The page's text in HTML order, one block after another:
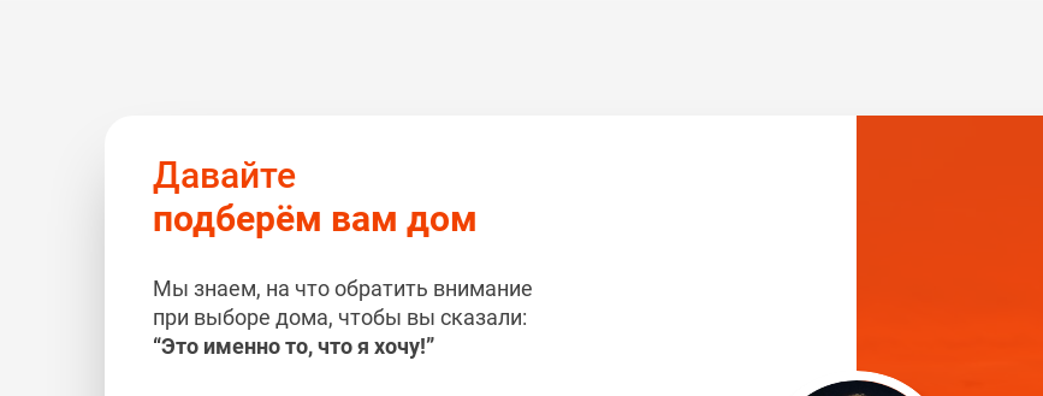
Давайте
подберём вам дом
Мы знаем, на что обратить внимание
при выборе дома, чтобы вы сказали:
“Это именно то, что я хочу!”